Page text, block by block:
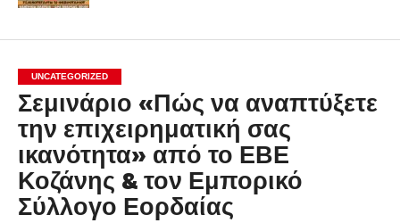
UNCATEGORIZED
Σεμινάριο «Πώς να αναπτύξετε
την επιχειρηματική σας
ικανότητα» από το ΕΒΕ
Κοζάνης & τον Εμπορικό
Σύλλογο Εορδαίας